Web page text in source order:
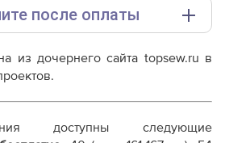
после оплаты
печати на принтере A4 или
печати 810мм в зависимости
из дочернего сайта topsew.ru в
доступны следующие